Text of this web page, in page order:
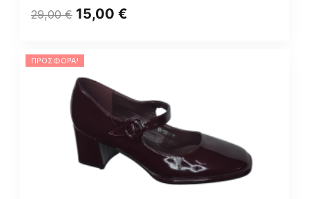
29,00€ 15,00 €
ΠΡΟΣΦΟΡΆ!